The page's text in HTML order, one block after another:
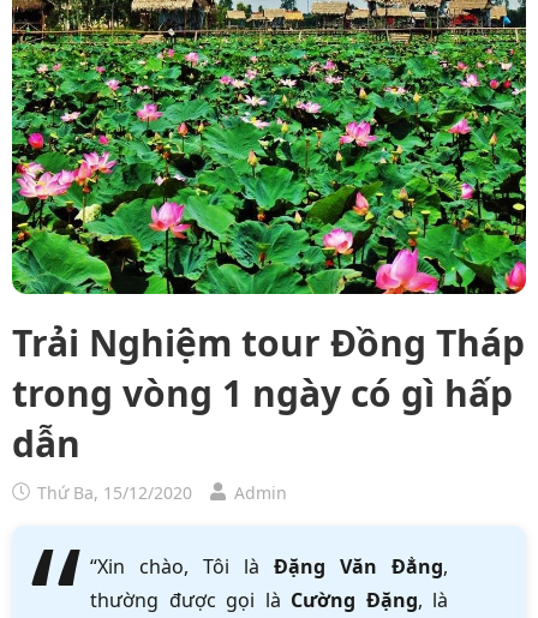
Trải Nghiệm tour Đồng Tháp
trong vòng 1 ngày có gì hấp
dẫn
Thứ Ba, 15/12/2020 Admin
“Xin chào, Tôi là Đặng Văn Đẳng,
thường được gọi là Cường Đặng, là